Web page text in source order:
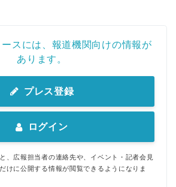
スには、報道機関向けの情報が
あります。
プレス登録
ログイン
、広報担当者の連絡先や、イベント・記者会見
けに公開する情報が閲覧できるようになりま